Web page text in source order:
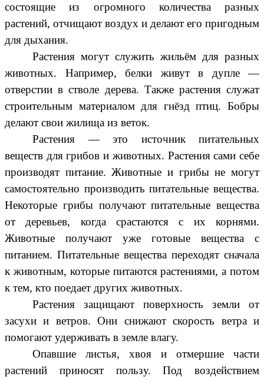
состоящие из огромного количества разных
растений, отчищают воздух и делают его пригодным
для дыхания.
Растения могут служить жильём для разных
животных. Например, белки живут в дупле —
отверстии в стволе дерева. Также растения служат
строительным материалом для гнёзд птиц. Бобры
делают свои жилища из веток.
Растения — это источник питательных
веществ для грибов и животных. Растения сами себе
производят питание. Животные и грибы не могут
самостоятельно производить питательные вещества.
Некоторые грибы получают питательные вещества
от деревьев, когда срастаются с их корнями.
Животные получают уже готовые вещества с
питанием. Питательные вещества переходят сначала
к животным, которые питаются растениями, а потом
к тем, кто поедает других животных.
Растения защищают поверхность земли от
засухи и ветров. Они снижают скорость ветра и
помогают удерживать в земле влагу.
Опавшие листья, хвоя и отмершие части
растений приносят пользу. Под воздействием